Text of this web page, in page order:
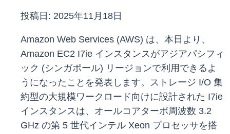
投稿日: 2025年11月18日
Amazon Web Services (AWS) は、本日より、
Amazon EC2 I7ie インスタンスがアジアパシフィ
ック (シンガポール) リージョンで利用できるよ
うになったことを発表します。ストレージ I/O 集
約型の大規模ワークロード向けに設計された I7ie
インスタンスは、オールコアターボ周波数 3.2
GHz の第 5 世代インテル Xeon プロセッサを搭